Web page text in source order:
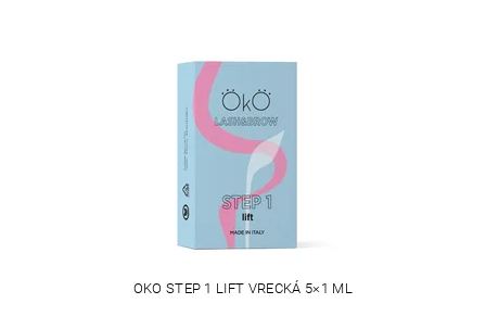
OKO STEP 1 LIFT VRECKÁ 5×1 ML